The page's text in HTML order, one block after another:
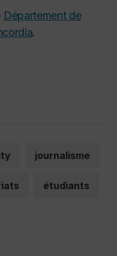
Département de
.
journalisme
étudiants